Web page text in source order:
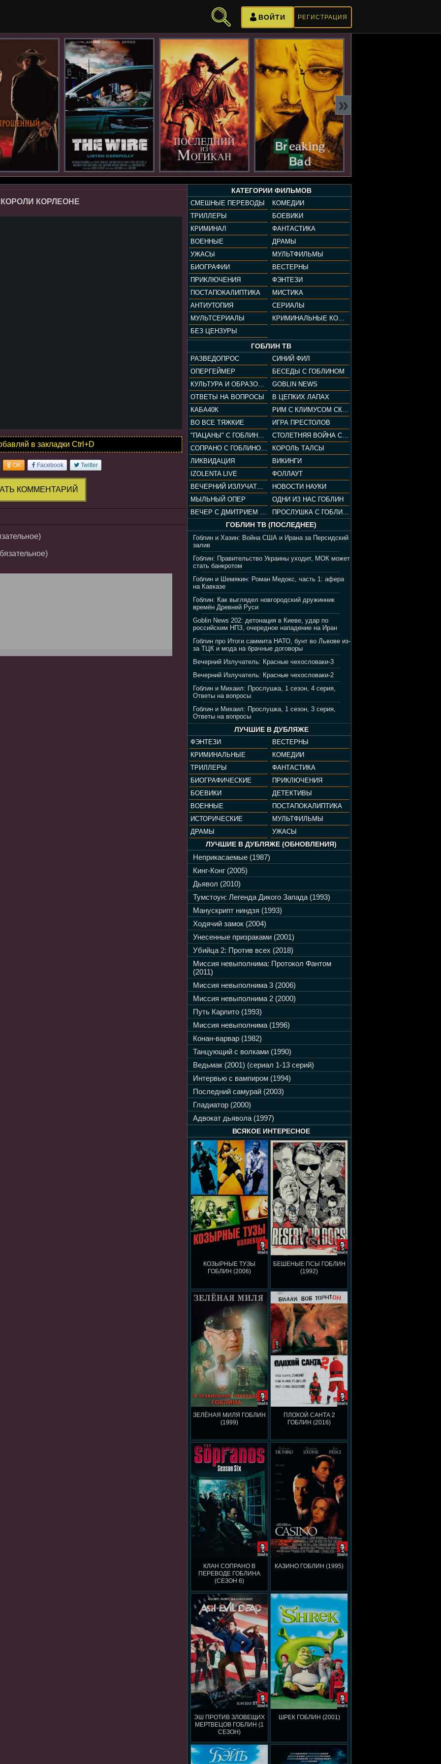
РЕГИСТРАЦИЯ
ВОЙТИ
»
КАТЕГОРИИ ФИЛЬМОВ
СМЕШНЫЕ ПЕРЕВОДЫ
КОМЕДИИ
ТРИЛЛЕРЫ
БОЕВИКИ
КРИМИНАЛ
ФАНТАСТИКА
ВОЕННЫЕ
ДРАМЫ
УЖАСЫ
МУЛЬТФИЛЬМЫ
БИОГРАФИИ
ВЕСТЕРНЫ
ПРИКЛЮЧЕНИЯ
ФЭНТЕЗИ
ПОСТАПОКАЛИПТИКА
МИСТИКА
АНТИУТОПИЯ
СЕРИАЛЫ
МУЛЬТСЕРИАЛЫ
КРИМИНАЛЬНЫЕ КОМЕДИИ
БЕЗ ЦЕНЗУРЫ
ГОБЛИН ТВ
РАЗВЕДОПРОС
СИНИЙ ФИЛ
ОПЕРГЕЙМЕР
БЕСЕДЫ С ГОБЛИНОМ
КУЛЬТУРА И ОБРАЗОВАНИЕ
GOBLIN NEWS
ОТВЕТЫ НА ВОПРОСЫ
В ЦЕПКИХ ЛАПАХ
КАБА40К
РИМ С КЛИМУСОМ СКАРАБЕУСОМ
ВО ВСЕ ТЯЖКИЕ
ИГРА ПРЕСТОЛОВ
"ПАЦАНЫ" С ГОБЛИНОМ
СТОЛЕТНЯЯ ВОЙНА С КЛИМОМ ЖУКОВЫМ И ГОБЛИНОМ
СОПРАНО С ГОБЛИНОМ (РАЗБОР СЕРИАЛА)
КОРОЛЬ ТАЛСЫ
ЛИКВИДАЦИЯ
ВИКИНГИ
IZOLENTA LIVE
ФОЛЛАУТ
ВЕЧЕРНИЙ ИЗЛУЧАТЕЛЬ
НОВОСТИ НАУКИ
МЫЛЬНЫЙ ОПЕР
ОДНИ ИЗ НАС ГОБЛИН
ВЕЧЕР С ДМИТРИЕМ ПУЧКОВЫМ
ПРОСЛУШКА С ГОБЛИНОМ
ГОБЛИН ТВ (ПОСЛЕДНЕЕ)
Гоблин и Хазин: Война США и Ирана за Персидский
залив
Гоблин: Правительство Украины уходит, МОК может
стать банкротом
Гоблин и Шемякин: Роман Медокс, часть 1: афера
на Кавказе
Гоблин: Как выглядел новгородский дружинник
времён Древней Руси
Goblin News 202: детонация в Киеве, удар по
российским НПЗ, очередное нападение на Иран
Гоблин про Итоги саммита НАТО, бунт во Львове из-
за ТЦК и мода на брачные договоры
Вечерний Излучатель: Красные чехословаки-3
Вечерний Излучатель: Красные чехословаки-2
Гоблин и Михаил: Прослушка, 1 сезон, 4 серия,
Ответы на вопросы
Гоблин и Михаил: Прослушка, 1 сезон, 3 серия,
Ответы на вопросы
ЛУЧШИЕ В ДУБЛЯЖЕ
ФЭНТЕЗИ
ВЕСТЕРНЫ
КРИМИНАЛЬНЫЕ
КОМЕДИИ
ТРИЛЛЕРЫ
ФАНТАСТИКА
БИОГРАФИЧЕСКИЕ
ПРИКЛЮЧЕНИЯ
БОЕВИКИ
ДЕТЕКТИВЫ
ВОЕННЫЕ
ПОСТАПОКАЛИПТИКА
ИСТОРИЧЕСКИЕ
МУЛЬТФИЛЬМЫ
ДРАМЫ
УЖАСЫ
ЛУЧШИЕ В ДУБЛЯЖЕ (ОБНОВЛЕНИЯ)
Неприкасаемые (1987)
Кинг-Конг (2005)
Дьявол (2010)
Тумстоун: Легенда Дикого Запада (1993)
Манускрипт ниндзя (1993)
Ходячий замок (2004)
Унесенные призраками (2001)
Убийца 2: Против всех (2018)
Миссия невыполнима: Протокол Фантом
(2011)
Миссия невыполнима 3 (2006)
Миссия невыполнима 2 (2000)
Путь Карлито (1993)
Миссия невыполнима (1996)
Конан-варвар (1982)
Танцующий с волками (1990)
Ведьмак (2001) (сериал 1-13 серий)
Интервью с вампиром (1994)
Последний самурай (2003)
Гладиатор (2000)
Адвокат дьявола (1997)
ВСЯКОЕ ИНТЕРЕСНОЕ
КОЗЫРНЫЕ ТУЗЫ
ГОБЛИН (2006)
БЕШЕНЫЕ ПСЫ ГОБЛИН
(1992)
ЗЕЛЁНАЯ МИЛЯ ГОБЛИН
(1999)
ПЛОХОЙ САНТА 2
ГОБЛИН (2016)
КЛАН СОПРАНО В
ПЕРЕВОДЕ ГОБЛИНА
(СЕЗОН 6)
КАЗИНО ГОБЛИН (1995)
ЭШ ПРОТИВ ЗЛОВЕЩИХ
МЕРТВЕЦОВ ГОБЛИН (1
СЕЗОН)
ШРЕК ГОБЛИН (2001)
КОРЛЕОНЕ
в закладки Ctrl+D
OK Facebook Twitter
КОММЕНТАРИЙ